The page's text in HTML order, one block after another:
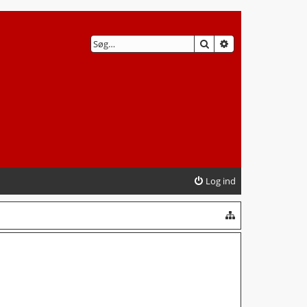
SØG
Log ind